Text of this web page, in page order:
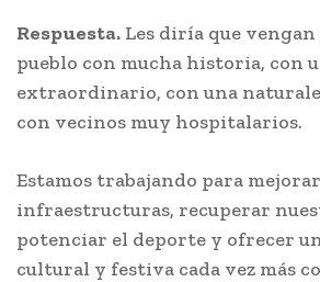
Respuesta. Les diría que
pueblo con mucha historia, con
extraordinario, con una
con vecinos muy hospitalarios.
Estamos trabajando para
infraestructuras, recuperar
potenciar el deporte y ofrecer
cultural y festiva cada vez más